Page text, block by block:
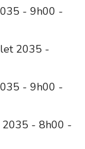
- 9h00 -
2035 -
- 9h00 -
2035 - 8h00 -